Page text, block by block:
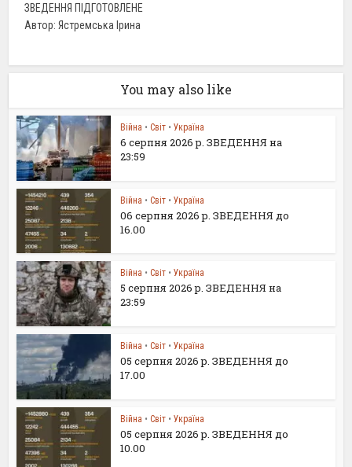
ЗВЕДЕННЯ ПІДГОТОВЛЕНЕ
Автор: Ястремська Ірина
You may also like
Війна • Світ • Україна
6 серпня 2026 р. ЗВЕДЕННЯ на
23:59
Війна • Світ • Україна
06 серпня 2026 р. ЗВЕДЕННЯ до
16.00
Війна • Світ • Україна
5 серпня 2026 р. ЗВЕДЕННЯ на
23:59
Війна • Світ • Україна
05 серпня 2026 р. ЗВЕДЕННЯ до
17.00
Війна • Світ • Україна
05 серпня 2026 р. ЗВЕДЕННЯ до
10.00